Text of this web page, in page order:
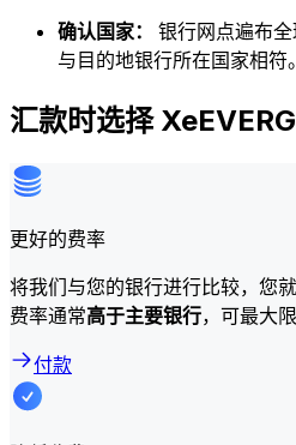
确认国家： 银行网点遍布
与目的地银行所在国家相符。
汇款时选择
更好的费率
将我们与您的银行进行比较，您
费率通常高于主要银行，可最大
付款